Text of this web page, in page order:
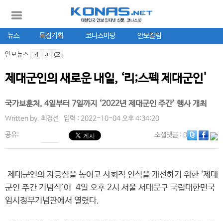
뉴스 특집기획 코나스마당 안보칼럼
안보뉴스
제대군인의 새로운 내일, ‘리;스펙 제대군인'
국가보훈처, 4일부터 7일까지 ‘2022년 제대군인 주간’ 행사 개최
Written by. 최경선 입력 : 2022-10-04 오후 4:34:20
공유: 소셜댓글: 0
제대군인의 자긍심을 높이고 사회적 인식을 개선하기 위한 ‘제대
군인 주간 기념식’이 4일 오후 2시 서울 서대문구 국립대한민국
임시정부기념관에서 열렸다.